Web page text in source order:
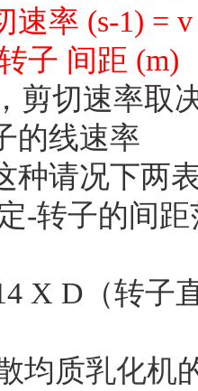
速率 (s-1) =
子 间距 (m)
剪切速率取
的线速率
种请况下两
-转子的间
X D （转子
均质乳化机